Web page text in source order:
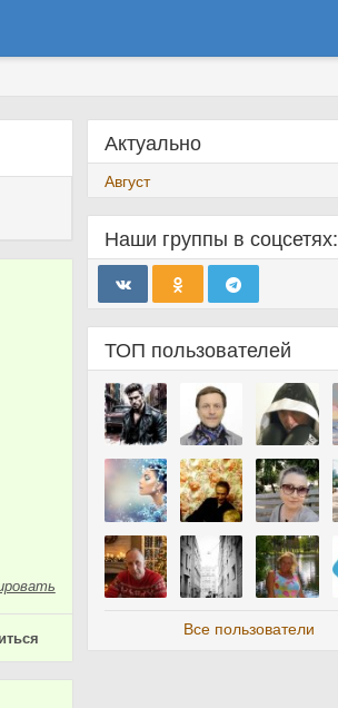
Актуально
Август
Наши группы в соцсетях:
ТОП пользователей
Все пользователи